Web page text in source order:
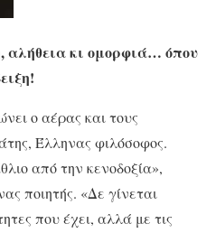
αλήθεια κι ομορφιά… όπου
ο αέρας και τους
Έλληνας φιλόσοφος.
από την κενοδοξία»,
ποιητής. «Δε γίνεται
που έχει, αλλά με τις